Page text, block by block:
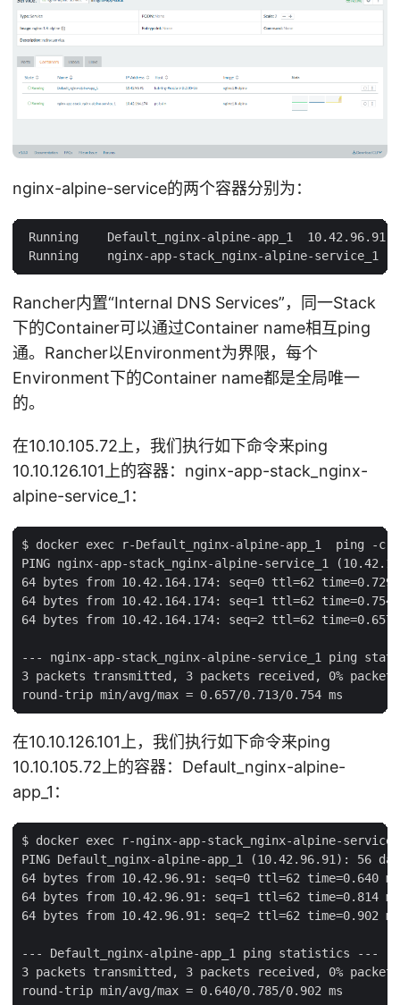
nginx-alpine-service的两个容器分别为：
Running    Default_nginx-alpine-app_1  10.42.96.91
Rancher内置“Internal DNS Services”，同一Stack
下的Container可以通过Container name相互ping
通。Rancher以Environment为界限，每个
Environment下的Container name都是全局唯一
的。
在10.10.105.72上，我们执行如下命令来ping
10.10.126.101上的容器：nginx-app-stack_nginx-
alpine-service_1：
$ docker exec r-Default_nginx-alpine-app_1  ping -c
PING nginx-app-stack_nginx-alpine-service_1
64 bytes from 10.42.164.174: seq=0 ttl=62 time=0.729
64 bytes from 10.42.164.174: seq=1 ttl=62 time=0.754
64 bytes from 10.42.164.174: seq=2 ttl=62 time=0.657
--- nginx-app-stack_nginx-alpine-service_1 ping
3 packets transmitted, 3 packets received, 0% packet
在10.10.126.101上，我们执行如下命令来ping
10.10.105.72上的容器：Default_nginx-alpine-
app_1：
$ docker exec r-nginx-app-stack_nginx-alpine-
PING Default_nginx-alpine-app_1 (10.42.96.91): 56
64 bytes from 10.42.96.91: seq=0 ttl=62 time=0.640 ms
64 bytes from 10.42.96.91: seq=1 ttl=62 time=0.814 ms
64 bytes from 10.42.96.91: seq=2 ttl=62 time=0.902 ms
--- Default_nginx-alpine-app_1 ping statistics ---
3 packets transmitted, 3 packets received, 0% packet